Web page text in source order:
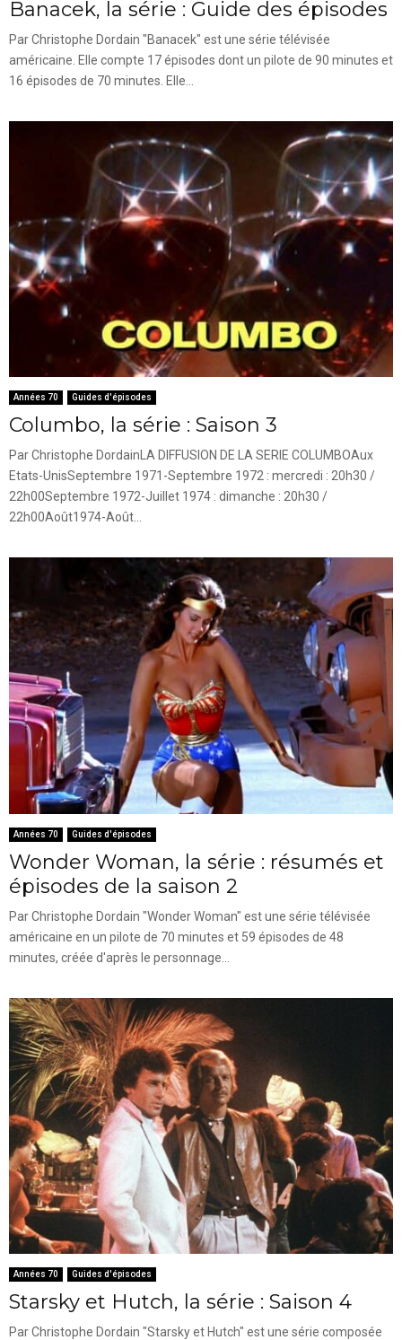
Banacek, la série : Guide des épisodes
Par Christophe Dordain "Banacek" est une série télévisée
américaine. Elle compte 17 épisodes dont un pilote de 90 minutes et
16 épisodes de 70 minutes. Elle...
Années 70 Guides d'épisodes
Columbo, la série : Saison 3
Par Christophe DordainLA DIFFUSION DE LA SERIE COLUMBOAux
Etats-UnisSeptembre 1971-Septembre 1972 : mercredi : 20h30 /
22h00Septembre 1972-Juillet 1974 : dimanche : 20h30 /
22h00Août1974-Août...
Années 70 Guides d'épisodes
Wonder Woman, la série : résumés et
épisodes de la saison 2
Par Christophe Dordain "Wonder Woman" est une série télévisée
américaine en un pilote de 70 minutes et 59 épisodes de 48
minutes, créée d'après le personnage...
Années 70 Guides d'épisodes
Starsky et Hutch, la série : Saison 4
Par Christophe Dordain "Starsky et Hutch" est une série composée